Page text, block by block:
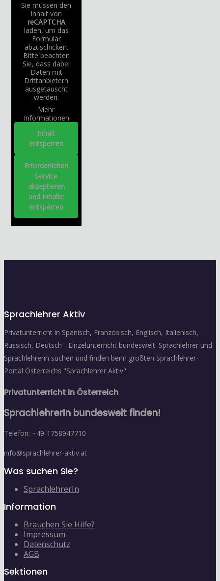
Sie müssen den
Inhalt von
reCAPTCHA
laden, um das
Formular
abzuschicken.
Bitte beachten
Sie, dass dabei
Daten mit
Drittanbietern
ausgetauscht
werden.
Mehr
Informationen
Inhalt
entsperren
Erforderlichen
Service
akzeptieren
und Inhalte
entsperren
Sprachlehrer Aktiv
Privatunterricht in Spanisch, Französisch, Englisch, Italienisch,
Russisch, Deutsch - Einzelunterricht bundesweit: Sprachlehrer und
Sprachlehrerin suchen und finden beim größten Sprachlehrer-
Portal Österreichs "Sprachlehrer Aktiv".
Privatunterricht in Österreich
SprachlehrerIn bundesweit finden!
Telefon: +49-1758947710
info@sprachlehrer-aktiv.at
Was suchen Sie?
SprachlehrerIn
Information
Brauchen Sie Hilfe?
Impressum
Datenschutz
AGB
Sektionen